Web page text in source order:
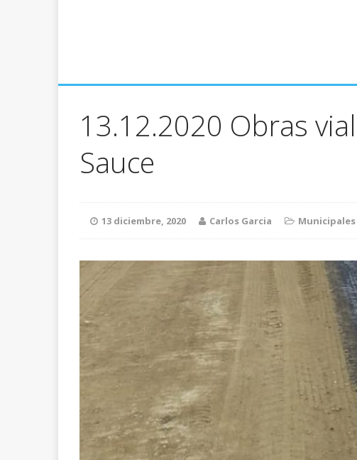
13.12.2020 Obras
Sauce
13 diciembre, 2020 Carlos Garcia Municipales